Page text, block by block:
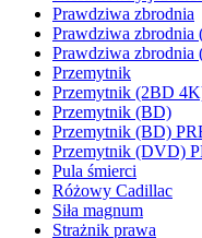
Prawdziwa zbrodnia
Prawdziwa zbrodnia
Prawdziwa
Przemytnik
Przemytnik (2BD
Przemytnik (BD)
Przemytnik (BD)
Przemytnik (DVD)
Pula śmierci
Różowy Cadillac
Siła magnum
Strażnik prawa